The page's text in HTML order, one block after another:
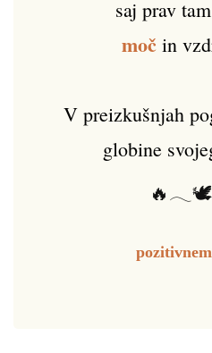
saj prav
močin
V preizkušnjah
globine